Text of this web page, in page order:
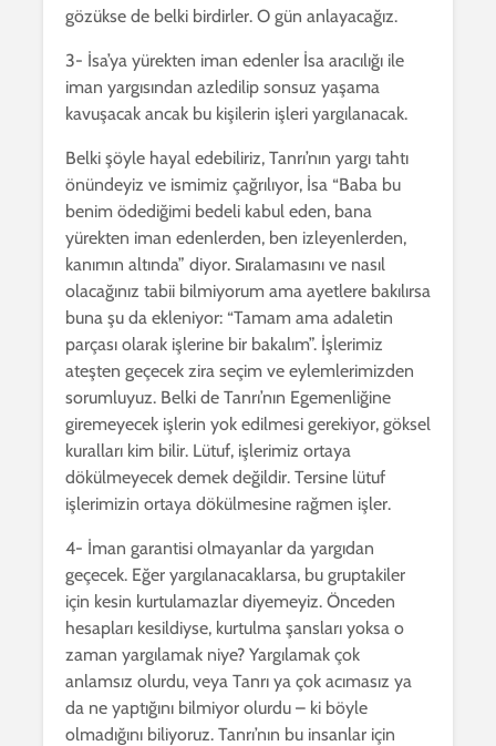
gözükse de belki birdirler. O gün anlayacağız.
3- İsa’ya yürekten iman edenler İsa aracılığı ile
iman yargısından azledilip sonsuz yaşama
kavuşacak ancak bu kişilerin işleri yargılanacak.
Belki şöyle hayal edebiliriz, Tanrı’nın yargı tahtı
önündeyiz ve ismimiz çağrılıyor, İsa “Baba bu
benim ödediğimi bedeli kabul eden, bana
yürekten iman edenlerden, ben izleyenlerden,
kanımın altında” diyor. Sıralamasını ve nasıl
olacağınız tabii bilmiyorum ama ayetlere bakılırsa
buna şu da ekleniyor: “Tamam ama adaletin
parçası olarak işlerine bir bakalım”. İşlerimiz
ateşten geçecek zira seçim ve eylemlerimizden
sorumluyuz. Belki de Tanrı’nın Egemenliğine
giremeyecek işlerin yok edilmesi gerekiyor, göksel
kuralları kim bilir. Lütuf, işlerimiz ortaya
dökülmeyecek demek değildir. Tersine lütuf
işlerimizin ortaya dökülmesine rağmen işler.
4- İman garantisi olmayanlar da yargıdan
geçecek. Eğer yargılanacaklarsa, bu gruptakiler
için kesin kurtulamazlar diyemeyiz. Önceden
hesapları kesildiyse, kurtulma şansları yoksa o
zaman yargılamak niye? Yargılamak çok
anlamsız olurdu, veya Tanrı ya çok acımasız ya
da ne yaptığını bilmiyor olurdu – ki böyle
olmadığını biliyoruz. Tanrı’nın bu insanlar için